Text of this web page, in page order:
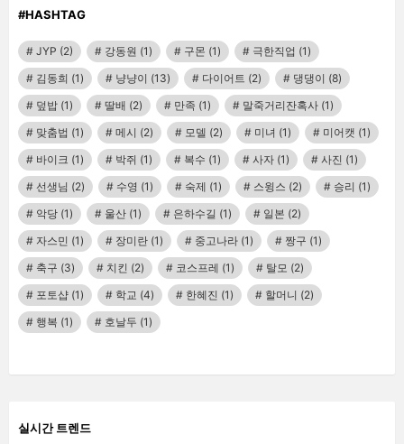
#HASHTAG
JYP (2) 강동원 (1) 구몬 (1) 극한직업 (1)
김동희 (1) 냥냥이 (13) 다이어트 (2) 댕댕이 (8)
덮밥 (1) 딸배 (2) 만족 (1) 말죽거리잔혹사 (1)
맞춤법 (1) 메시 (2) 모델 (2) 미녀 (1) 미어캣 (1)
바이크 (1) 박쥐 (1) 복수 (1) 사자 (1) 사진 (1)
선생님 (2) 수영 (1) 숙제 (1) 스윙스 (2) 승리 (1)
악당 (1) 울산 (1) 은하수길 (1) 일본 (2)
자스민 (1) 장미란 (1) 중고나라 (1) 짱구 (1)
축구 (3) 치킨 (2) 코스프레 (1) 탈모 (2)
포토샵 (1) 학교 (4) 한혜진 (1) 할머니 (2)
행복 (1) 호날두 (1)
실시간 트렌드